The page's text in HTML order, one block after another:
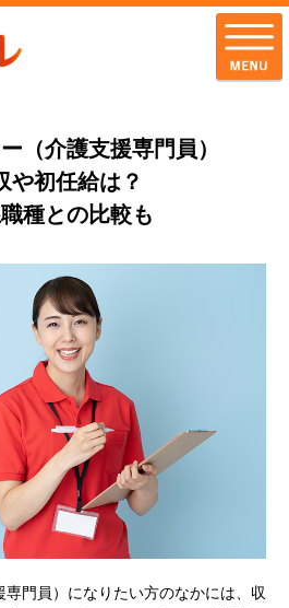
質
ポート・サービス
て
受講申し込み
（介護支援専門員）
や初任給は？
種との比較も
門員）になりたい方のなかには、収